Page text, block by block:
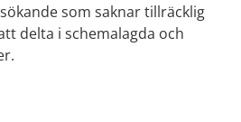
som saknar tillräcklig
delta i schemalagda och